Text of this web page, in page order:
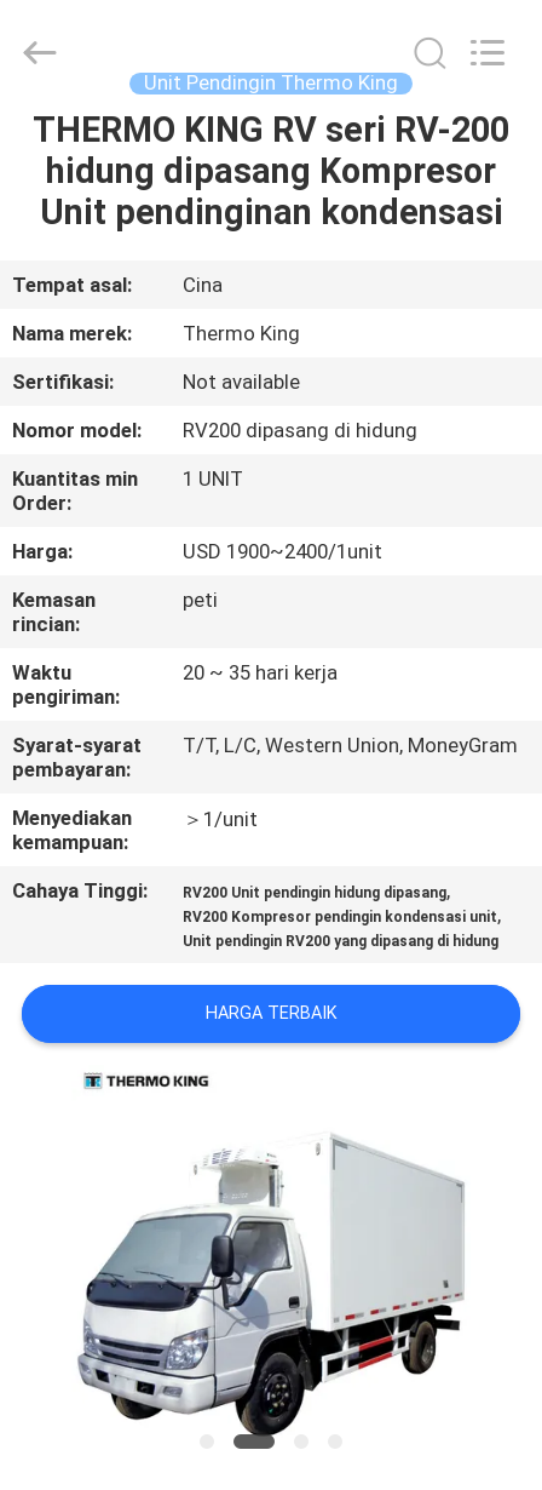
RUMAH
PRODUK
TENTANG
KAMI
TUR
PABRIK
KONTROL
KUALITAS
HUBUNGI
KAMI
BERITA
KASUS-
KASUS
KEBIJAKAN
PRIVASI
INDUSTRY
Reserved.
Unit Pendingin Thermo King
THERMO KING RV seri RV-200
hidung dipasang Kompresor
Unit pendinginan kondensasi
Tempat asal:
Cina
Nama merek:
Thermo King
Sertifikasi:
Not available
Nomor model:
RV200 dipasang di hidung
Kuantitas min
Order:
1 UNIT
Harga:
USD 1900~2400/1unit
Kemasan
rincian:
peti
Waktu
pengiriman:
20 ~ 35 hari kerja
Syarat-syarat
pembayaran:
T/T, L/C, Western Union, MoneyGram
Menyediakan
kemampuan:
＞1/unit
Cahaya Tinggi: RV200 Unit pendingin hidung dipasang,
RV200 Kompresor pendingin kondensasi unit,
Unit pendingin RV200 yang dipasang di hidung
HARGA TERBAIK